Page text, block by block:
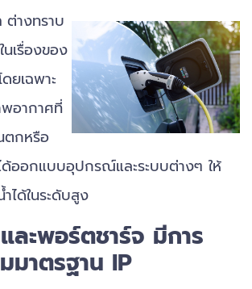
ต่างทราบ
เรื่องของ
ยเฉพาะ
พอากาศที่
ตกหรือ
ออกแบบอุปกรณ์และระบบต่างๆ ให้
ได้ในระดับสูง
ละพอร์ตชาร์จ มีการ
มาตรฐาน IP